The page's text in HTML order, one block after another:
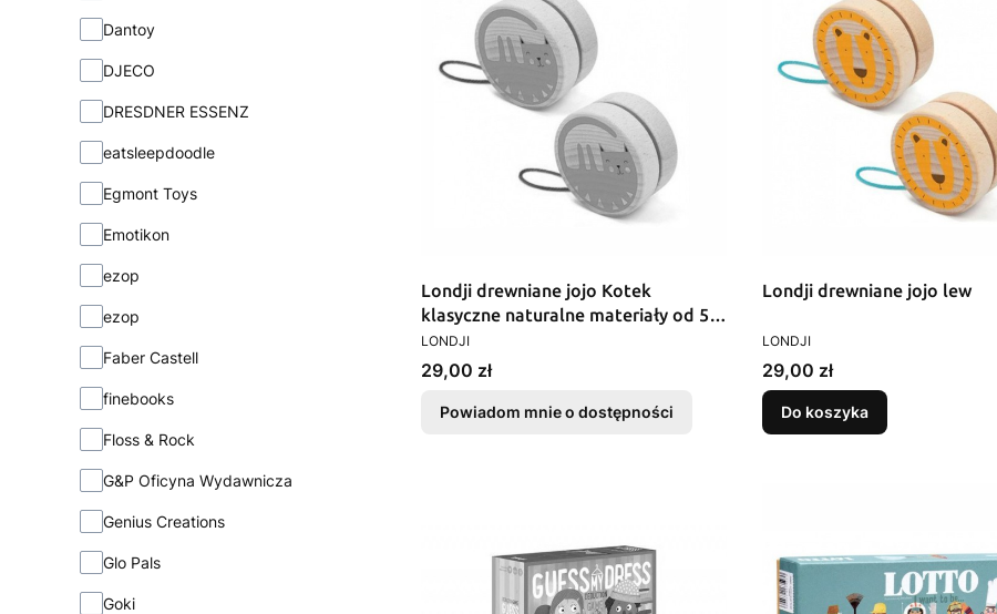
Dantoy
DJECO
DRESDNER ESSENZ
eatsleepdoodle
Egmont Toys
Emotikon
ezop
ezop
Faber Castell
finebooks
Floss & Rock
G&P Oficyna Wydawnicza
Genius Creations
Glo Pals
Goki
Londji drewniane jojo Kotek
klasyczne naturalne materiały od 5
lat
PRODUCENT
LONDJI
Cena
29,00 zł
Powiadom mnie o dostępności
Londji drewniane jojo lew
PRODUCENT
LONDJI
Cena
29,00 zł
Do koszyka